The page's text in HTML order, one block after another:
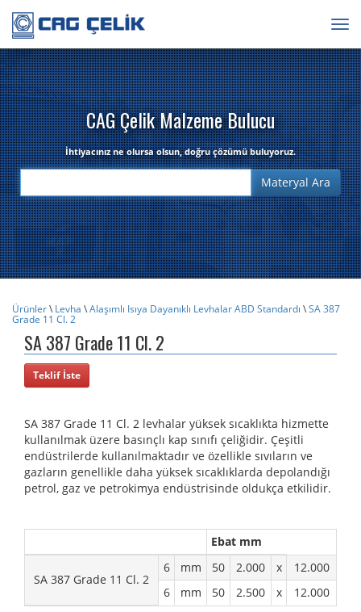
CAG Çelik Malzeme Bulucu
İhtiyacınız ne olursa olsun, doğru çözümü buluyoruz.
Ürünler\Levha \Alaşımlı Isıya Dayanıklı Levhalar ABD Standardı \SA 387
Grade 11 Cl. 2
SA 387 Grade 11 Cl. 2
Teklif İste
SA 387 Grade 11 Cl. 2 levhalar yüksek sıcaklıkta hizmette
kullanılmak üzere basınçlı kap sınıfı çeliğidir. Çeşitli
endüstrilerde kullanılmaktadır ve özellikle sıvıların ve
gazların genellikle daha yüksek sıcaklıklarda depolandığı
petrol, gaz ve petrokimya endüstrisinde oldukça etkilidir.
Ebat mm
SA 387 Grade 11 Cl. 2
6 mm 50 2.000 x
12.000
6
mm 50 2.500 x 12.000